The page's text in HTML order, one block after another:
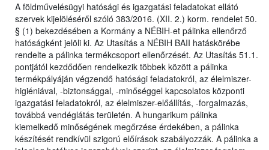
A földművelésügyi hatósági és igazgatási feladatokat ellátó
szervek kijelöléséről szóló 383/2016. (XII. 2.) korm. rendelet 50.
§ (1) bekezdésében a Kormány a NÉBIH-et pálinka ellenőrző
hatóságként jelöli ki. Az Utasítás a NÉBIH BAII hatáskörébe
rendelte a pálinka termékcsoport ellenőrzését. Az Utasítás 51.1.
pontjától kezdődően rendelkezik többek között a pálinka
termékpályáján végzendő hatósági feladatokról, az élelmiszer-
higiéniával, -biztonsággal, -minőséggel kapcsolatos központi
igazgatási feladatokról, az élelmiszer-előállítás, -forgalmazás,
továbbá vendéglátás területén. A hungarikum pálinka
kiemelkedő minőségének megőrzése érdekében, a pálinka
készítését rendkívül szigorú előírások szabályozzák. A pálinka a